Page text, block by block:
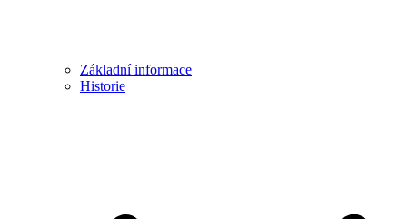
Základní informace
Historie